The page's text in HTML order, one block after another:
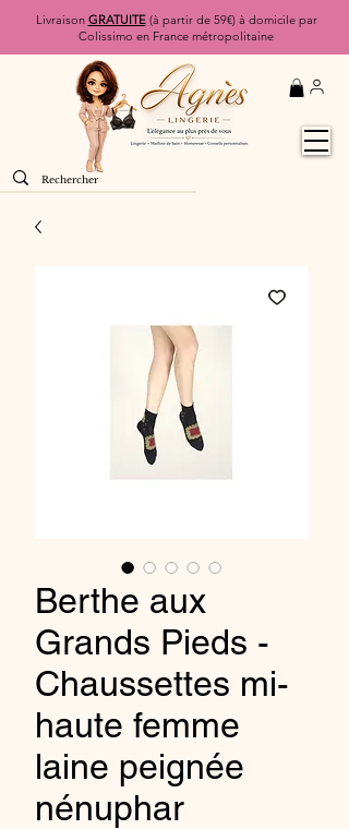
Livraison GRATUITE(à partir de 59€) à domicile par
Colissimo en France métropolitaine
Berthe aux
Grands Pieds -
Chaussettes mi-
haute femme
laine peignée
nénuphar